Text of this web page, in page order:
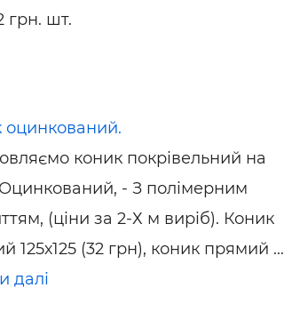
грн. шт.
оцинкований.
коник покрівельний на
- З полімерним
(ціни за 2-Х м виріб). Коник
125х125 (32 грн), коник прямий ...
далі